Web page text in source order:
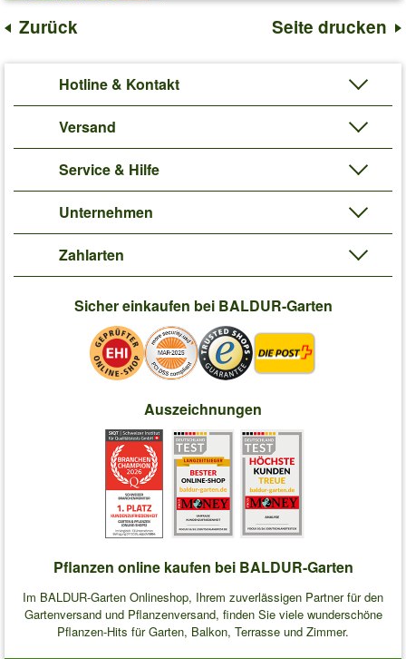
Zurück Seite drucken
Hotline & Kontakt
Versand
Service & Hilfe
Unternehmen
Zahlarten
Sicher einkaufen bei BALDUR-Garten
Auszeichnungen
Pflanzen online kaufen bei BALDUR-Garten
Im BALDUR-Garten Onlineshop, Ihrem zuverlässigen Partner für den
Gartenversand und Pflanzenversand, finden Sie viele wunderschöne
Pflanzen-Hits für Garten, Balkon, Terrasse und Zimmer.